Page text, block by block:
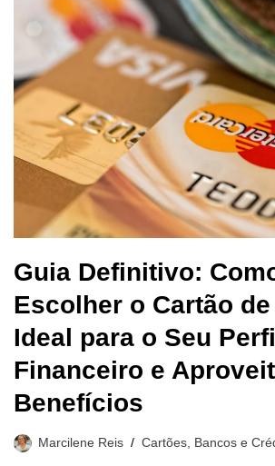
Guia Definitivo:
Escolher o Cartão
Ideal para o Seu
Financeiro e
Benefícios
Marcilene Reis Cartões, Bancos e